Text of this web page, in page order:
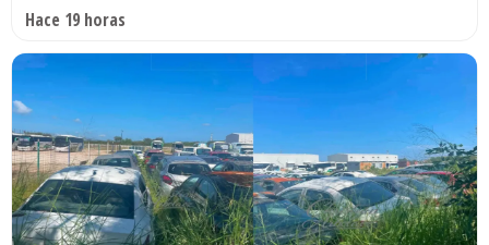
Hace 19 horas